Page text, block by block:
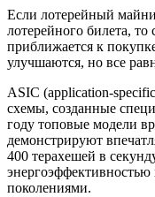
Если лотерейный
лотерейного билета,
приближается к
улучшаются, но все
ASIC (application-
схемы, созданные
году топовые модели
демонстрируют
400 терахешей в
поколениями.